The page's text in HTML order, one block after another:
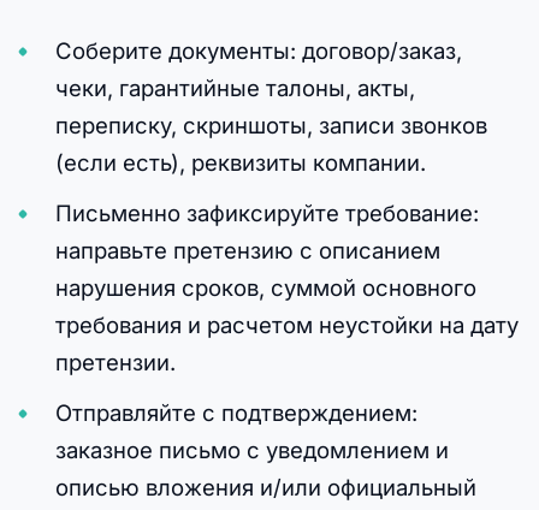
Соберите документы: договор/заказ,
чеки, гарантийные талоны, акты,
переписку, скриншоты, записи звонков
(если есть), реквизиты компании.
Письменно зафиксируйте требование:
направьте претензию с описанием
нарушения сроков, суммой основного
требования и расчетом неустойки на дату
претензии.
Отправляйте с подтверждением:
заказное письмо с уведомлением и
описью вложения и/или официальный